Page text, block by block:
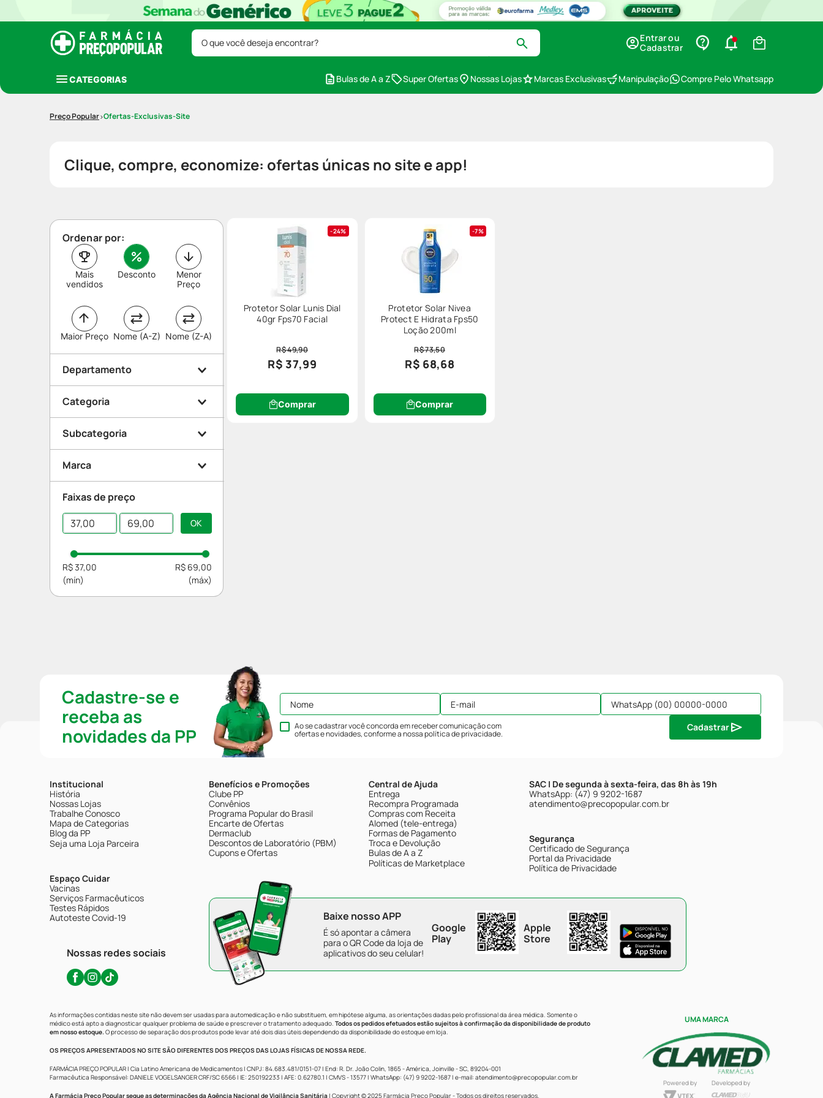
O que você deseja encontrar?
Entrar ou
Cadastrar
CATEGORIAS Bulas de A a Z Super Ofertas Nossas Lojas Marcas Exclusivas Manipulação Compre Pelo Whatsapp
Ofertas-Exclusivas-Site
Clique, compre, economize: ofertas únicas no site e app!
Ordenar por:
Mais
vendidos
Desconto
Maior Preço
Menor
Preço
Nome (A-Z) Nome (Z-A)
Departamento
Beleza e Proteção
Categoria
Proteção solar
Subcategoria
Facial
Corporal
Marca
Nivea
Lunis Dial
Faixas de preço
R$ 37,00 R$ 69,00
24%
Protetor Solar Lunis Dial
40gr Fps70 Facial
R$ 49,90
R$ 37,99
Comprar
7%
Protetor Solar Nivea
Protect E Hidrata Fps50
Loção 200ml
R$ 73,50
R$ 68,68
Comprar
Cadastre-se e
receba as
novidades da PP
Ao se cadastrar você concorda em receber comunicação com
ofertas e novidades, conforme a nossapolítica de privacidade.
Cadastrar
Institucional
História
Nossas Lojas
Trabalhe Conosco
Mapa de Categorias
Blog da PP
Seja uma Loja Parceira
Espaço Cuidar
Vacinas
Serviços Farmacêuticos
Testes Rápidos
Autoteste Covid-19
Nossas redes sociais
Benefícios e Promoções
Clube PP
Convênios
Programa Popular do Brasil
Encarte de Ofertas
Dermaclub
Descontos de Laboratório (PBM)
Cupons e Ofertas
Central de Ajuda
Entrega
Recompra Programada
Compras com Receita
Alomed (tele-entrega)
Formas de Pagamento
Troca e Devolução
Bulas de A a Z
Políticas de Marketplace
SAC | De segunda à sexta-feira, das 8h às 19h
WhatsApp: (47) 9 9202-1687
atendimento@precopopular.com.br
Segurança
Certificado de Segurança
Portal da Privacidade
Política de Privacidade
Baixe nosso APP
É só apontar a câmera
para o QR Code da loja de
aplicativos do seu celular!
Google
Play
Apple
Store
As informações contidas neste site não devem ser usadas para automedicação e não substituem, em hipótese alguma, as orientações dadas pelo profissional da área médica. Somente o
médico está apto a diagnosticar qualquer problema de saúde e prescrever o tratamento adequado. Todos os pedidos efetuados estão sujeitos à confirmação da disponibilidade de produto
em nosso estoque.O processo de separação dos produtos pode levar até dois dias úteis dependendo da disponibilidade do estoque em loja.
OS PREÇOS APRESENTADOS NO SITE SÃO DIFERENTES DOS PREÇOS DAS LOJAS FÍSICAS DE NOSSA REDE.
FARMÁCIA PREÇO POPULAR | Cia Latino Americana de Medicamentos | CNPJ: 84.683.481/0151-07 | End: R. Dr. João Colin, 1865 - América, Joinville - SC, 89204-001
Farmacêutica Responsável: DANIELE VOGELSANGER CRF/SC 6566 | IE: 250192233 | AFE: 0.62780.1 | CMVS - 13577 | WhatsApp: (47) 9 9202-1687 | e-mail: atendimento@precopopular.com.br
A Farmácia Preço Popular segue as determinações da Agência Nacional de Vigilância Sanitária | Copyright © 2025 Farmácia Preço Popular - Todos os direitos reservados.
UMA MARCA
Powered by Developed by